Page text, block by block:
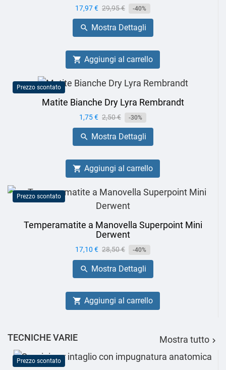
Prezzo
17,97 € Prezzo
base
29,95 € -40%
 Mostra Dettagli
 Aggiungi al carrello
Prezzo scontato
Matite Bianche Dry Lyra Rembrandt
Prezzo
1,75 € Prezzo
base
2,50 € -30%
 Mostra Dettagli
 Aggiungi al carrello
Prezzo scontato
Temperamatite a Manovella Superpoint Mini
Derwent
Prezzo
17,10 € Prezzo
base
28,50 € -40%
 Mostra Dettagli
 Aggiungi al carrello
TECNICHE VARIE Mostra tutto 
Prezzo scontato